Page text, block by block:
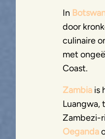
In
door
culinaire
met
Coast.
Zambia is
Luangwa,
Zambezi-
Oeganda